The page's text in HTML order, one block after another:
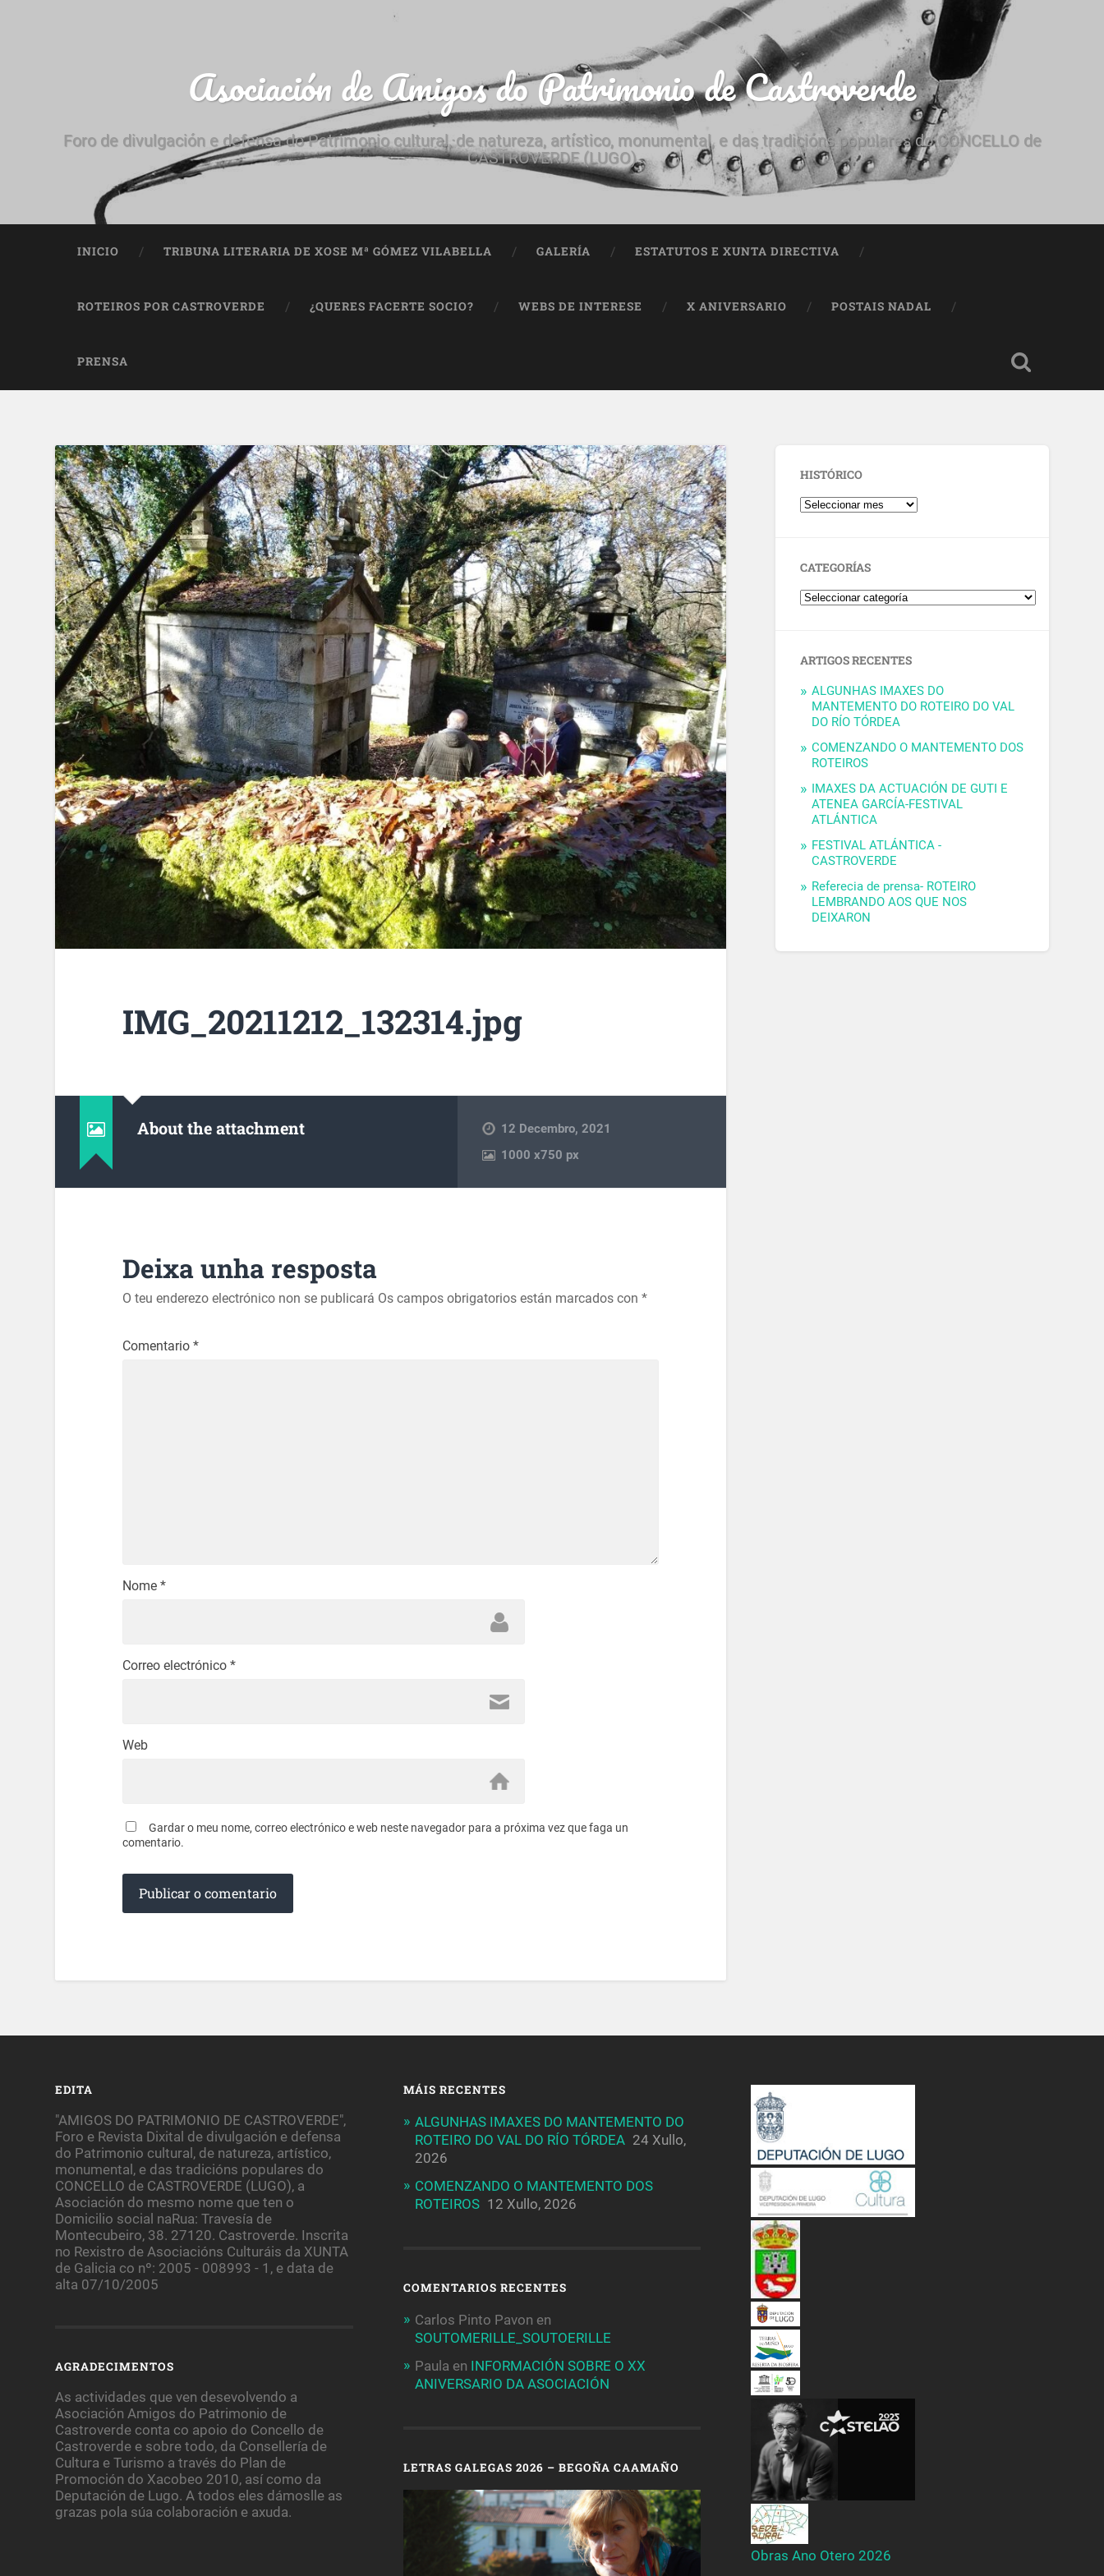
Asociación de Amigos do Patrimonio de Castroverde
Foro de divulgación e defensa do Patrimonio cultural, de natureza, artístico, monumental, e das tradicións populares do CONCELLO de
CASTROVERDE (LUGO)
INICIO TRIBUNA LITERARIA DE XOSE Mª GÓMEZ VILABELLA GALERÍA ESTATUTOS E XUNTA DIRECTIVA
ROTEIROS POR CASTROVERDE ¿QUERES FACERTE SOCIO? WEBS DE INTERESE X ANIVERSARIO POSTAIS NADAL
PRENSA
IMG_20211212_132314.jpg
About the attachment
12 Decembro, 2021
1000x750 px
Deixa unha resposta
O teu enderezo electrónico non se publicará Os campos obrigatorios están marcados con *
Comentario *
Nome *
Correo electrónico *
Web
Gardar o meu nome, correo electrónico e web neste navegador para a próxima vez que faga un
comentario.
HISTÓRICO
CATEGORÍAS
ARTIGOS RECENTES
ALGUNHAS IMAXES DO
MANTEMENTO DO ROTEIRO DO VAL
DO RÍO TÓRDEA
COMENZANDO O MANTEMENTO DOS
ROTEIROS
IMAXES DA ACTUACIÓN DE GUTI E
ATENEA GARCÍA-FESTIVAL
ATLÁNTICA
FESTIVAL ATLÁNTICA -
CASTROVERDE
Referecia de prensa- ROTEIRO
LEMBRANDO AOS QUE NOS
DEIXARON
EDITA
"AMIGOS DO PATRIMONIO DE CASTROVERDE",
Foro e Revista Dixital de divulgación e defensa
do Patrimonio cultural, de natureza, artístico,
monumental, e das tradicións populares do
CONCELLO de CASTROVERDE (LUGO), a
Asociación do mesmo nome que ten o
Domicilio social naRua: Travesía de
Montecubeiro, 38. 27120. Castroverde. Inscrita
no Rexistro de Asociacións Culturáis da XUNTA
de Galicia co nº: 2005 - 008993 - 1, e data de
alta 07/10/2005
AGRADECIMENTOS
As actividades que ven desevolvendo a
Asociación Amigos do Patrimonio de
Castroverde conta co apoio do Concello de
Castroverde e sobre todo, da Consellería de
Cultura e Turismo a través do Plan de
Promoción do Xacobeo 2010, así como da
Deputación de Lugo. A todos eles dámoslle as
grazas pola súa colaboración e axuda.
MÁIS RECENTES
ALGUNHAS IMAXES DO MANTEMENTO DO
ROTEIRO DO VAL DO RÍO TÓRDEA 24 Xullo,
2026
COMENZANDO O MANTEMENTO DOS
ROTEIROS 12 Xullo, 2026
COMENTARIOS RECENTES
Carlos Pinto Pavon en
SOUTOMERILLE_SOUTOERILLE
Paula en INFORMACIÓN SOBRE O XX
ANIVERSARIO DA ASOCIACIÓN
LETRAS GALEGAS 2026 – BEGOÑA CAAMAÑO
Obras Ano Otero 2026